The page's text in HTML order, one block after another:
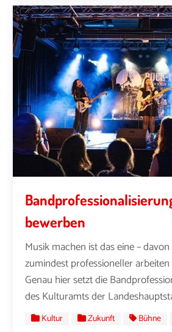
bewerben
Musik machen ist das eine –
zumindest professioneller arbeiten
Genau hier setzt die
des Kulturamts der
Kultur Zukunft Bühne